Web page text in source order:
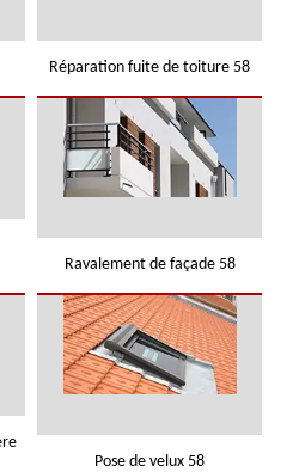
Réparation fuite de toiture 58
Ravalement de façade 58
Pose de velux 58